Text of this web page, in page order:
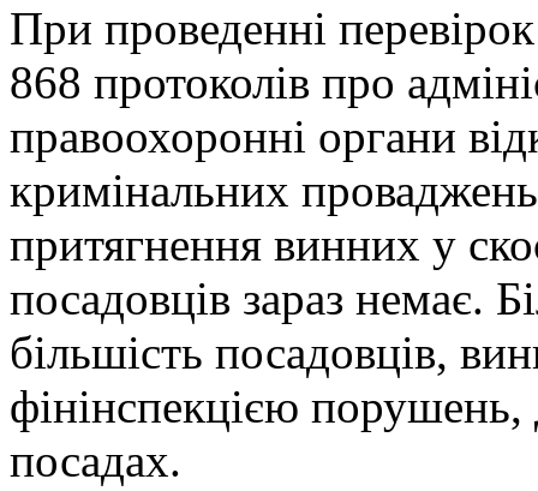
При проведенні
868 протоколів про
правоохоронні органи
кримінальних
притягнення винних у
посадовців зараз немає.
більшість посадовців,
фінінспекцією
посадах.